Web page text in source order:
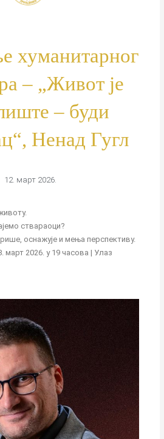
хуманитарног
– „Живот је
– буди
Ненад Гугл
12. март 2026.
ствараоци?
оснажује и мења перспективу.
март 2026. у 19 часова | Улаз